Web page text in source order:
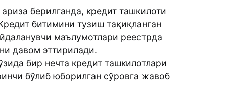
берилганда, кредит ташкилоти
битимини тузиш тақиқланган
маълумотлари реестрда
давом эттирилади.
бир нечта кредит ташкилотлари
бўлиб юборилган сўровга жавоб